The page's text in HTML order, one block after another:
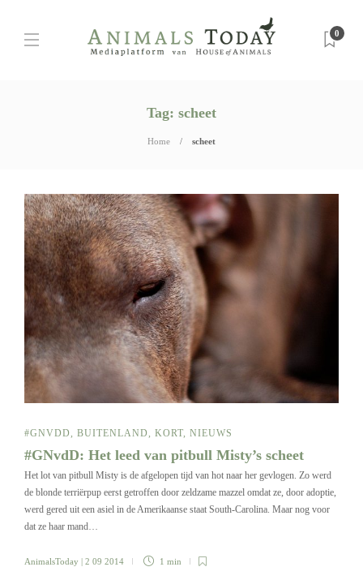
0
Tag: scheet
Home scheet
#GNVDD BUITENLAND KORT NIEUWS
#GNvdD: Het leed van pitbull Misty’s scheet
Het lot van pitbull Misty is de afgelopen tijd van hot naar her gevlogen. Zo werd
de blonde terriërpup eerst getroffen door zeldzame mazzel omdat ze, door adoptie,
werd gered uit een asiel in de Amerikaanse staat South-Carolina. Maar nog voor
dat ze haar mand…
AnimalsToday | 2 09 2014 1 min